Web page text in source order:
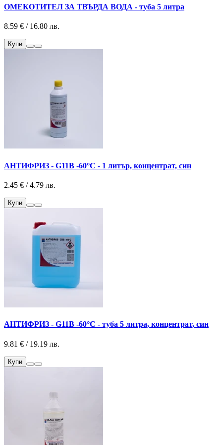
ОМЕКОТИТЕЛ ЗА ТВЪРДА ВОДА - туба 5 литра
8.59 € / 16.80 лв.
Купи
АНТИФРИЗ - G11B -60°С - 1 литър, концентрат, син
2.45 € / 4.79 лв.
Купи
АНТИФРИЗ - G11B -60°С - туба 5 литра, концентрат, син
9.81 € / 19.19 лв.
Купи